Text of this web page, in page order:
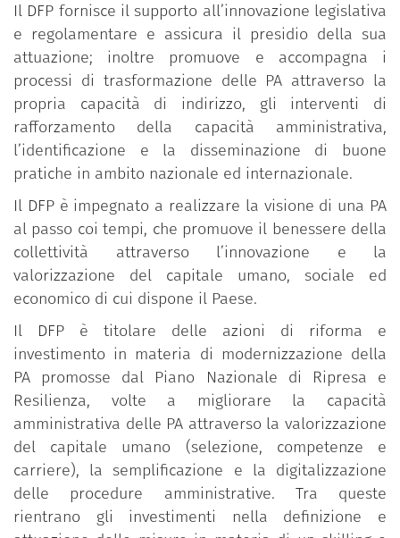
Il DFP fornisce il supporto all’innovazione legislativa
e regolamentare e assicura il presidio della sua
attuazione; inoltre promuove e accompagna i
processi di trasformazione delle PA attraverso la
propria capacità di indirizzo, gli interventi di
rafforzamento della capacità amministrativa,
l’identificazione e la disseminazione di buone
pratiche in ambito nazionale ed internazionale.
Il DFP è impegnato a realizzare la visione di una PA
al passo coi tempi, che promuove il benessere della
collettività attraverso l’innovazione e la
valorizzazione del capitale umano, sociale ed
economico di cui dispone il Paese.
Il DFP è titolare delle azioni di riforma e
investimento in materia di modernizzazione della
PA promosse dal Piano Nazionale di Ripresa e
Resilienza, volte a migliorare la capacità
amministrativa delle PA attraverso la valorizzazione
del capitale umano (selezione, competenze e
carriere), la semplificazione e la digitalizzazione
delle procedure amministrative. Tra queste
rientrano gli investimenti nella definizione e